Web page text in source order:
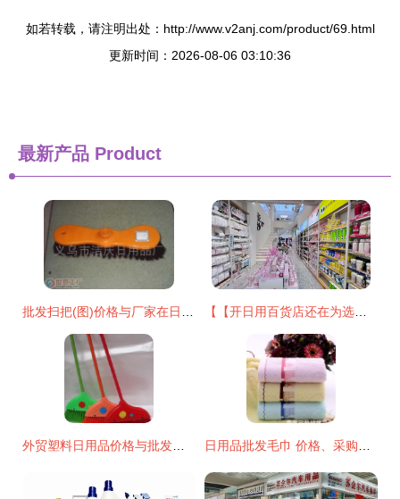
如若转载，请注明出处：http://www.v2anj.com/product/69.html
更新时间：2026-08-06 03:10:36
最新产品 Product